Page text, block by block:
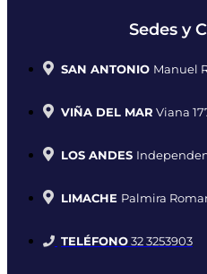
Sedes y
SAN ANTONIO Manuel
VIÑA DEL MAR Viana
LOS ANDES
LIMACHE Palmira
TELÉFONO32 3253903